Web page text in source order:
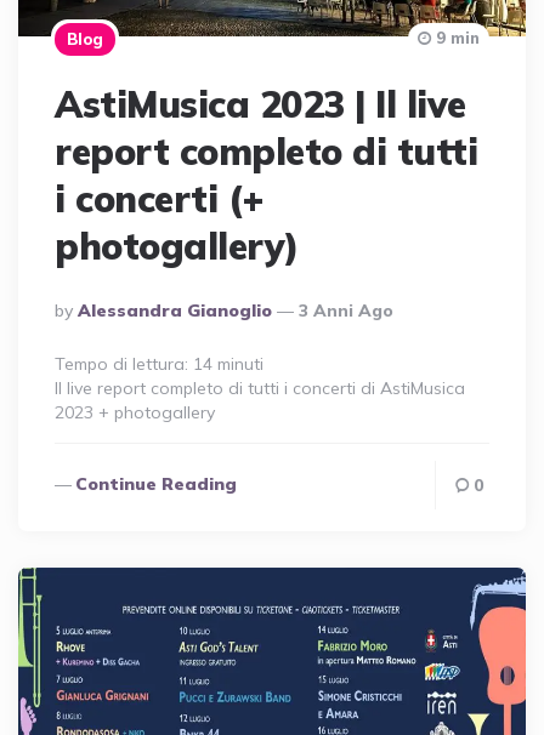
Blog
AstiMusica 2023 | Il live
report completo di tutti
i concerti (+
photogallery)
Posted
By
By Alessandra Gianoglio 3 Anni Ago
9 min
Tempo di lettura: 14 minuti
Il live report completo di tutti i concerti di AstiMusica
2023 + photogallery
Continue Reading 0